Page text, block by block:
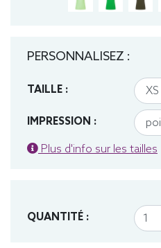
PERSONNALISEZ :
TAILLE :
IMPRESSION :
Plus d'info sur les tailles
QUANTITÉ :